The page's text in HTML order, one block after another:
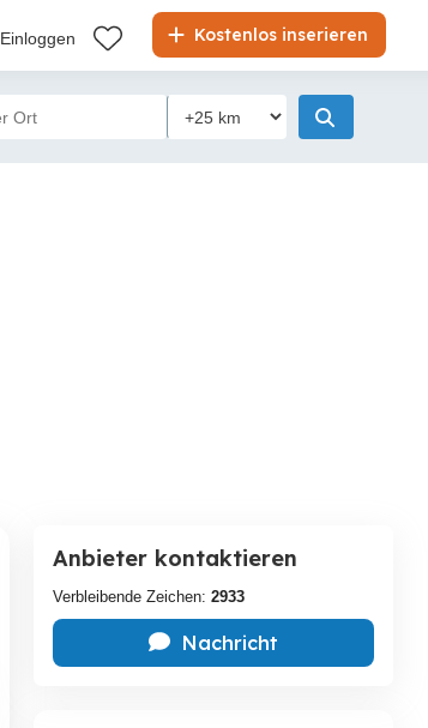
Kostenlos inserieren
Einloggen
Anbieter kontaktieren
Verbleibende Zeichen: 2933
Nachricht